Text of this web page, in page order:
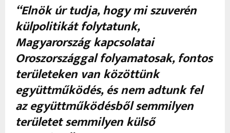
“Elnök úr tudja, hogy mi szuverén
külpolitikát folytatunk,
Magyarország kapcsolatai
Oroszországgal folyamatosak, fontos
területeken van közöttünk
együttműködés, és nem adtunk fel
az együttműködésből semmilyen
területet semmilyen külső